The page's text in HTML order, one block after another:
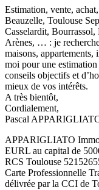
Estimation, vente,
Beauzelle, Toulouse
Casselardit,
Arènes, … : je
maisons, appartements,
moi pour une
conseils objectifs et
mieux de vos intérêts.
A très bientôt,
Cordialement,
Pascal
APPARIGLIATO
EURL au capital de
RCS Toulouse
Carte Professionnelle
délivrée par la CCI de